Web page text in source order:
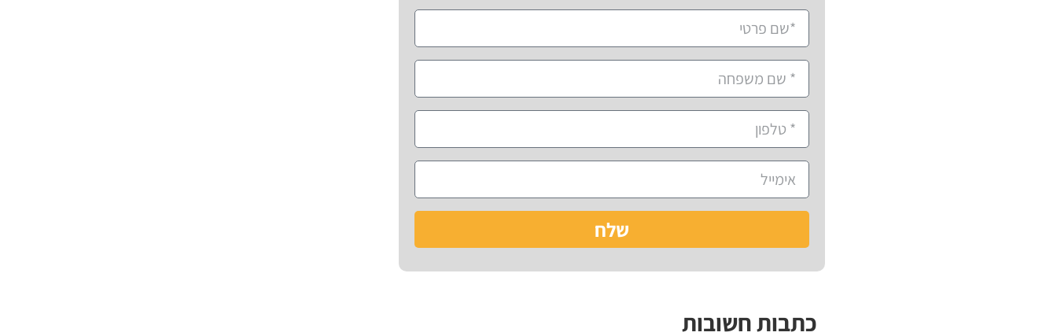
שלח
כתבות חשובות